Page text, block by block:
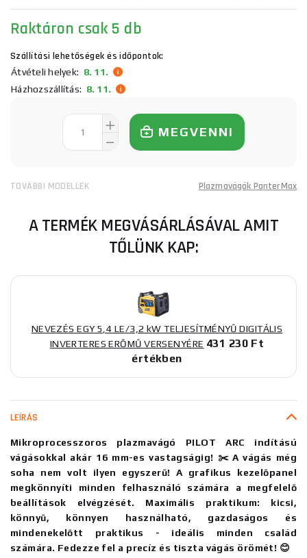
Raktáron csak 5 db
Szállítási lehetőségek és időpontok:
Átvételi helyek: 8. 11.
Házhozszállítás: 8. 11.
MEGVENNI
TOVÁBBI MODELLEK Plazmavágók PanterMax
A TERMÉK MEGVÁSÁRLÁSÁVAL AMIT
TŐLÜNK KAP:
NEVEZÉS EGY 5,4 LE/3,2 kW TELJESÍTMÉNYŰ DIGITÁLIS
INVERTERES ERŐMŰ VERSENYÉRE 431 230 Ft
értékben
LEÍRÁS
Mikroprocesszoros plazmavágó PILOT ARC indítású
vágásokkal akár 16 mm-es vastagságig! ✂️ A vágás még
soha nem volt ilyen egyszerű! A grafikus kezelőpanel
megkönnyíti minden felhasználó számára a megfelelő
beállítások elvégzését. Maximális praktikum: kicsi,
könnyű, könnyen használható, gazdaságos és
mindenekelőtt praktikus - ideális minden család
számára. Fedezze fel a precíz és tiszta vágás örömét! 😊